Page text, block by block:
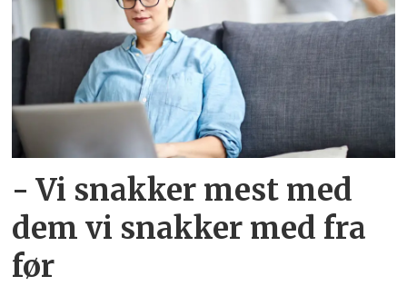
- Vi snakker mest med
dem vi snakker med fra
før